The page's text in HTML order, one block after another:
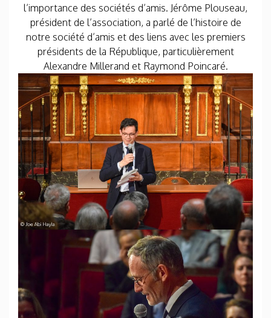
l’importance des sociétés d’amis. Jérôme Plouseau,
président de l’association, a parlé de l’histoire de
notre société d’amis et des liens avec les premiers
présidents de la République, particulièrement
Alexandre Millerand et Raymond Poincaré.